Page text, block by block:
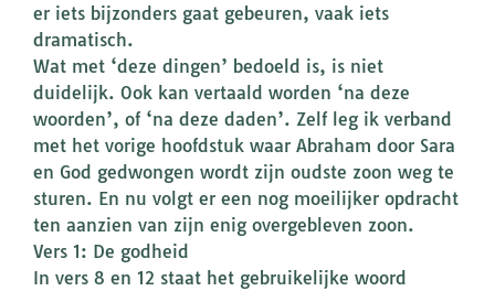
er iets bijzonders gaat gebeuren, vaak iets
dramatisch.
Wat met ‘deze dingen’ bedoeld is, is niet
duidelijk. Ook kan vertaald worden ‘na deze
woorden’, of ‘na deze daden’. Zelf leg ik verband
met het vorige hoofdstuk waar Abraham door Sara
en God gedwongen wordt zijn oudste zoon weg te
sturen. En nu volgt er een nog moeilijker opdracht
ten aanzien van zijn enig overgebleven zoon.
Vers 1: De godheid
In vers 8 en 12 staat het gebruikelijke woord